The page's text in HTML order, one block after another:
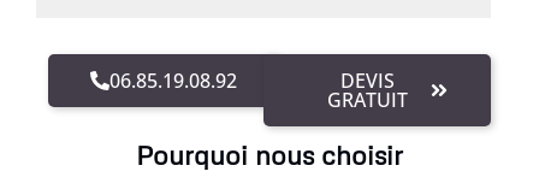
06.85.19.08.92 DEVIS
GRATUIT
Pourquoi nous choisir